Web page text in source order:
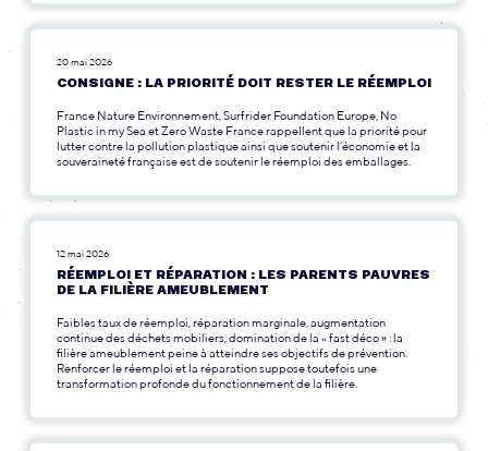
20 mai 2026
CONSIGNE : LA PRIORITÉ DOIT RESTER LE RÉEMPLOI
France Nature Environnement, Surfrider Foundation Europe, No
Plastic in my Sea et Zero Waste France rappellent que la priorité pour
lutter contre la pollution plastique ainsi que soutenir l’économie et la
souveraineté française est de soutenir le réemploi des emballages.
12 mai 2026
RÉEMPLOI ET RÉPARATION : LES PARENTS PAUVRES
DE LA FILIÈRE AMEUBLEMENT
Faibles taux de réemploi, réparation marginale, augmentation
continue des déchets mobiliers, domination de la « fast déco » : la
filière ameublement peine à atteindre ses objectifs de prévention.
Renforcer le réemploi et la réparation suppose toutefois une
transformation profonde du fonctionnement de la filière.